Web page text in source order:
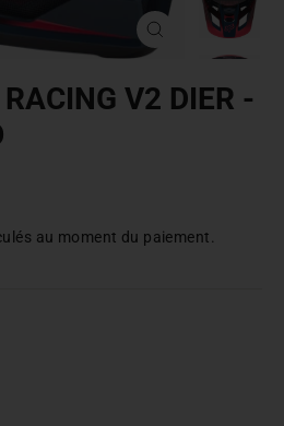
FERMER
V2 DIER -
au moment du paiement.